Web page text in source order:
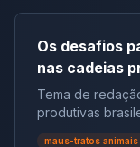
Os desafios
nas cadeias
redação
Tema de
produtivas
repertórios,
maus-tratos animais